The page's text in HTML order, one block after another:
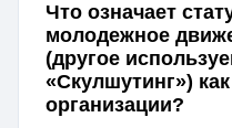
Что означает
молодежное
(другое
«Скулшутинг»)
организации?